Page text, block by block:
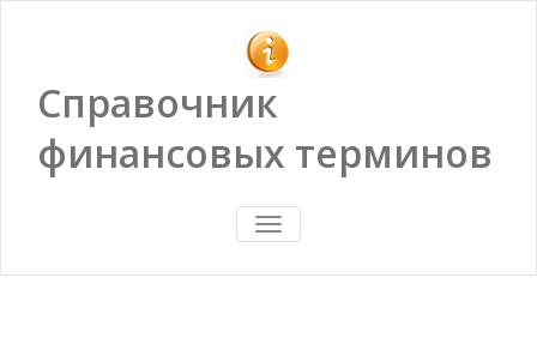
Справочник
финансовых терминов
ПОКАЗАТЬ/
СКРЫТЬ